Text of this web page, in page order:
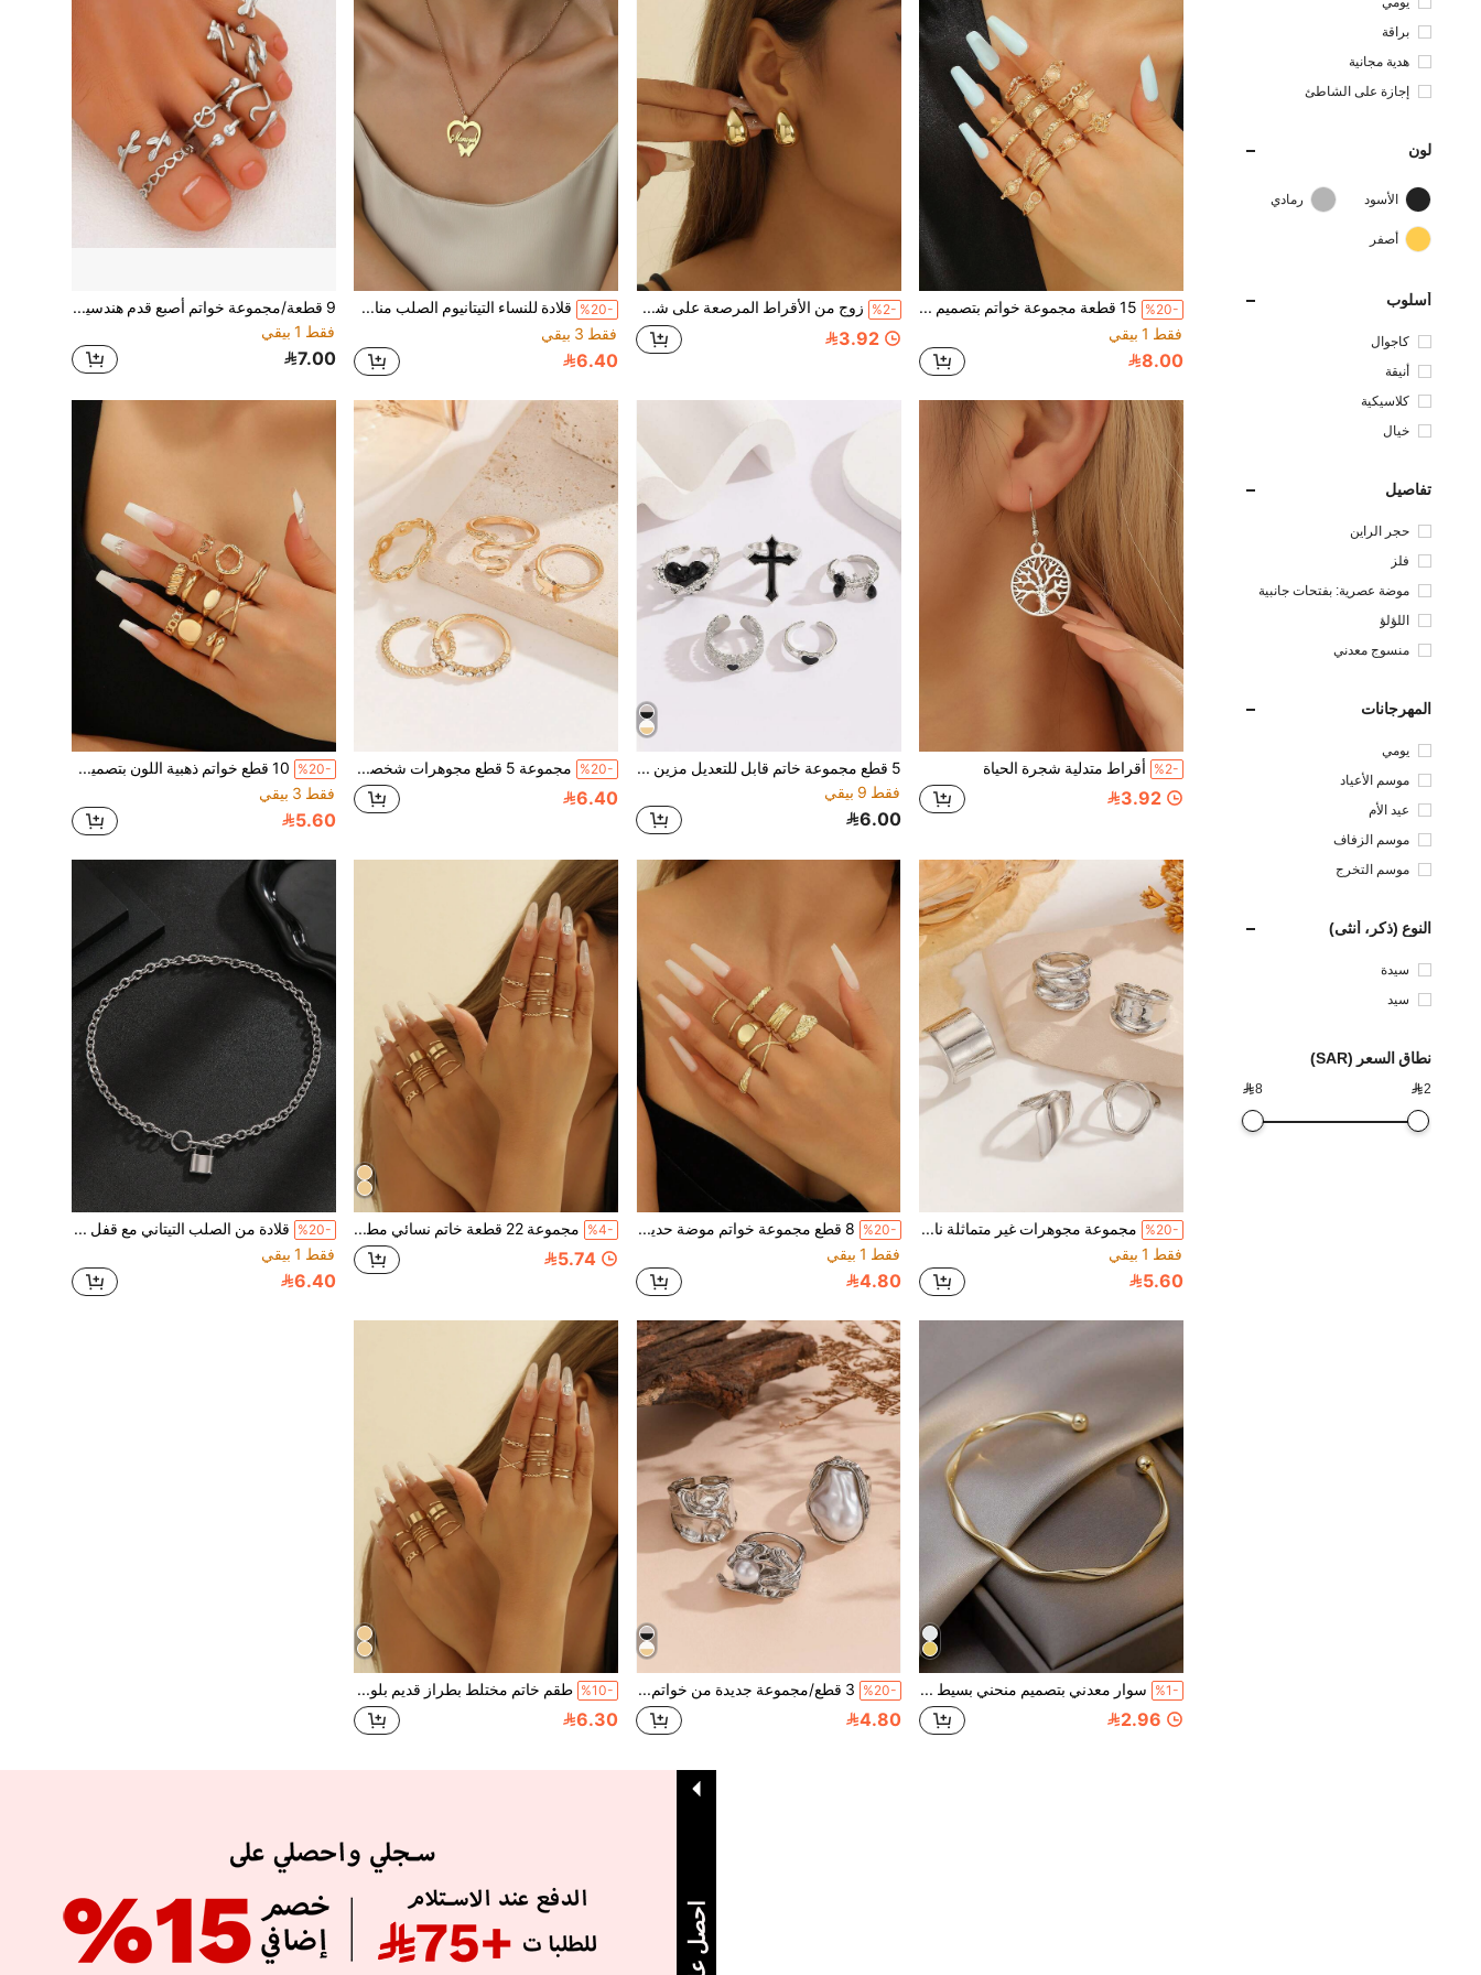
براقة
هدية مجانية
إجازة على الشاطئ
لون
الأسود رمادي
أصفر
أسلوب
كاجوال
أنيقة
كلاسيكية
خيال
تفاصيل
حجر الراين
فلز
موضة عصرية: بفتحات جانبية
اللؤلؤ
منسوج معدني
المهرجانات
يومي
موسم الأعياد
عيد الأم
موسم الزفاف
موسم التخرج
النوع (ذكر، أنثى)
سيدة
سيد
نطاق السعر (SAR)
8 2
%20-
15 قطعة مجموعة خواتم بتصميم نجوم وقمر وفيل مجوف مزخرف بالأوبال، مناسبة للارتداء اليومي والحفلات للنساء، هدية مجوهرات صيفية
فقط 1 بيقي
8.00
%2- زوج من الأقراط المرصعة على شكل قطرة ماء عصرية خفيفة الوزن، أقراط بسيطة وانسيابية منخفضة الملمس مناسبة للاستخدام اليومي للسيدات كهدايا للمناسبات
3.92
%20-
قلادة للنساء التيتانيوم الصلب مناسب الى ملابس يومية قطعة واحدة
فقط 3 بيقي
6.40
9 قطعة/مجموعة خواتم أصبع قدم هندسية مجوفة بشكل قلب وورقة، مناسبة للاستخدام اليومي والعطلات الشاطئية للنساء، مجوهرات صيفية
فقط 1 بيقي
7.00
%2- أقراط متدلية شجرة الحياة
3.92
5 قطع مجموعة خاتم قابل للتعديل مزين بالراين ستون بشكل قلب وصليب بلون أسود عتيق، مناسب كهدية للمناسبات
فقط 9 بيقي
6.00
%20- مجموعة 5 قطع مجوهرات شخصية بتصميم فراشة مرصعة بالراينستون على شكل ثعبان، مجوهرات موضة للنساء، مناسبة للارتداء اليومي والحفلات
6.40
%20-
10 قطع خواتم ذهبية اللون بتصميم بسيط، مناسبة للارتداء اليومي للنساء وحفلات الأعياد، هدية مجوهرات، إكسسوارات صيفية
فقط 3 بيقي
5.60
%20-
مجموعة مجوهرات غير متماثلة ناعمة ومجعدة من 5 قطع، مجوهرات موضة للنساء، مناسبة للارتداء اليومي والحفلات
فقط 1 بيقي
5.60
%20-
8 قطع مجموعة خواتم موضة حديثة غير متماثلة بتصميم بسيط، مناسبة للنساء للارتداء في المناسبات واليومي
فقط 1 بيقي
4.80
%4- مجموعة 22 قطعة خاتم نسائي مطلي بالذهب أنيق وكلاسيكي
5.74
%20-
قلادة من الصلب التيتاني مع قفل معلق، بطراز رجعي، مناسبة للرجال والنساء على حد سواء، مناسبة للارتداء اليومي والحفلات والملابس والأزواج
فقط 1 بيقي
6.40
%1- سوار معدني بتصميم منحني بسيط وعصري، قابل للتعديل، مجدول ومعقود، قطعة واحدة، مناسب للارتداء اليومي للنساء، مجوهرات للأذن واليد
2.96
%20- 3 قطع/مجموعة جديدة من خواتم باروكية مرصعة هندسية غير متماثلة عتيقة بلون ذهبي، مناسبة للارتداء اليومي والحفلات
4.80
%10- طقم خاتم مختلط بطراز قديم بلون ذهبي 16قطعة/مجموعة للنساء
6.30
إجمالي 1 صفحة